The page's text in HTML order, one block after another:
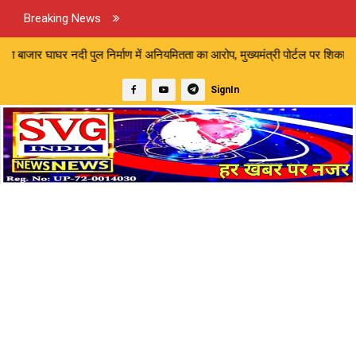
Breaking News
निर्माण में अनियमितता का आरोप, मुख्यमंत्री पोर्टल पर शिकायत | मारपीट
SignIn